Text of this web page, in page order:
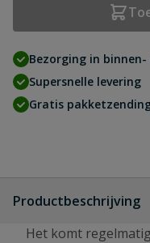
Bezorging in
Supersnelle levering
Gratis
Productbeschrijving
Het komt